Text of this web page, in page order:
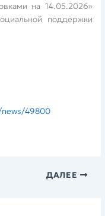
на 14.05.2026»
поддержки
49800
ДАЛЕЕ